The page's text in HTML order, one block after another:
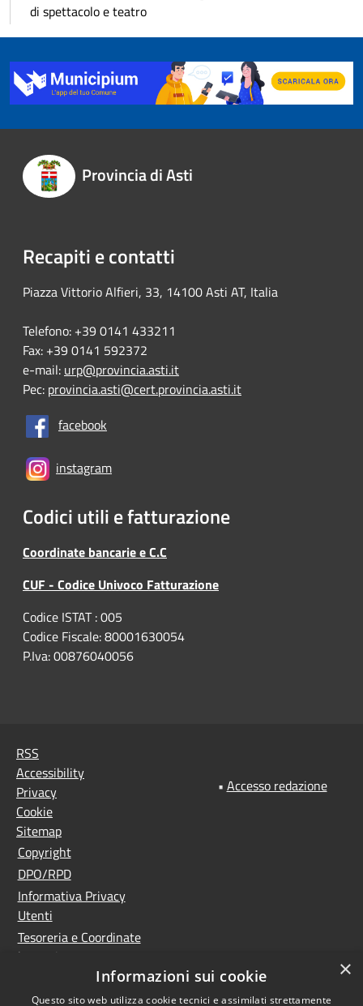
di spettacolo e teatro
Provincia di Asti
Recapiti e contatti
Piazza Vittorio Alfieri, 33, 14100 Asti AT, Italia
Telefono: +39 0141 433211
Fax: +39 0141 592372
e-mail: urp@provincia.asti.it
Pec: provincia.asti@cert.provincia.asti.it
facebook
instagram
Codici utili e fatturazione
Coordinate bancarie e C.C
CUF - Codice Univoco Fatturazione
Codice ISTAT : 005
Codice Fiscale: 80001630054
P.Iva: 00876040056
RSS
Accessibility
Privacy
Cookie
Sitemap
Copyright
DPO/RPD
Informativa Privacy
Utenti
Tesoreria e Coordinate
bancarie
Controlla la tua posta
PNRR (Piano Nazionale
• Accesso redazione
×
Informazioni sui cookie
Questo sito web utilizza cookie tecnici e assimilati strettamente